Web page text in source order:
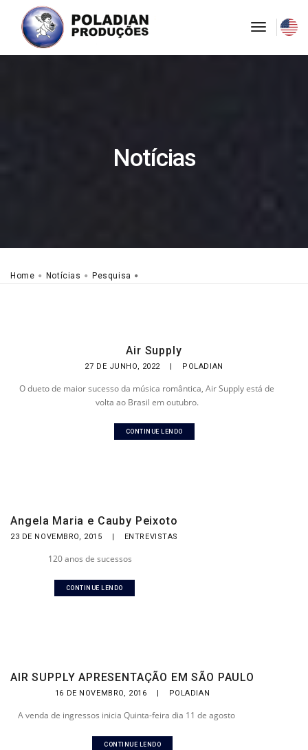
toggle
Notícias
Home Notícias Pesquisa
Air Supply
27 DE JUNHO, 2022 | POLADIAN
O dueto de maior sucesso da música romântica, Air Supply está de
volta ao Brasil em outubro.
CONTINUE LENDO
Angela Maria e Cauby Peixoto
23 DE NOVEMBRO, 2015 | ENTREVISTAS
120 anos de sucessos
CONTINUE LENDO
AIR SUPPLY APRESENTAÇÃO EM SÃO PAULO
16 DE NOVEMBRO, 2016 | POLADIAN
A venda de ingressos inicia Quinta-feira dia 11 de agosto
CONTINUE LENDO